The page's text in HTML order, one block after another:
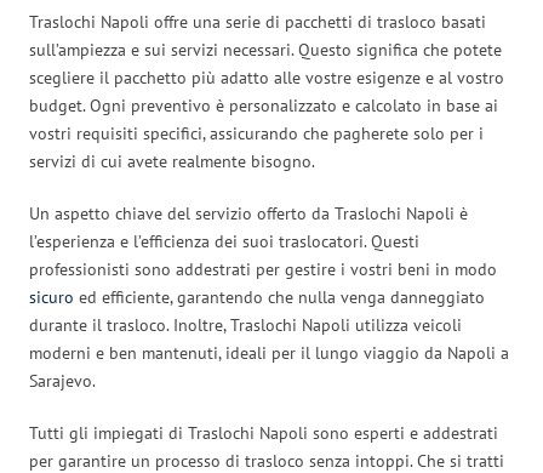
Traslochi Napoli offre una serie di pacchetti di trasloco basati
sull’ampiezza e sui servizi necessari. Questo significa che potete
scegliere il pacchetto più adatto alle vostre esigenze e al vostro
budget. Ogni preventivo è personalizzato e calcolato in base ai
vostri requisiti specifici, assicurando che pagherete solo per i
servizi di cui avete realmente bisogno.
Un aspetto chiave del servizio offerto da Traslochi Napoli è
l’esperienza e l’efficienza dei suoi traslocatori. Questi
professionisti sono addestrati per gestire i vostri beni in modo
sicuro ed efficiente, garantendo che nulla venga danneggiato
durante il trasloco. Inoltre, Traslochi Napoli utilizza veicoli
moderni e ben mantenuti, ideali per il lungo viaggio da Napoli a
Sarajevo.
Tutti gli impiegati di Traslochi Napoli sono esperti e addestrati
per garantire un processo di trasloco senza intoppi. Che si tratti